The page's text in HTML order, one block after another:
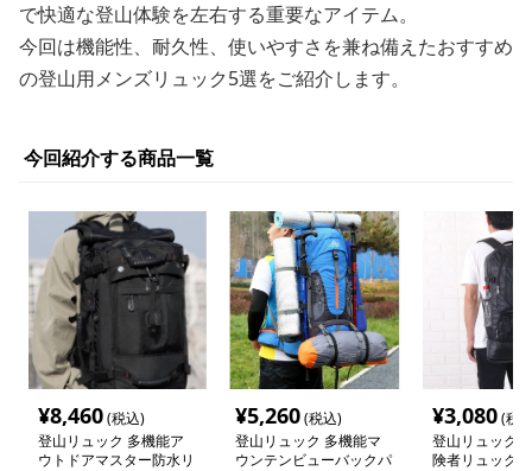
で快適な登山体験を左右する重要なアイテム。
今回は機能性、耐久性、使いやすさを兼ね備えたおすすめ
の登山用メンズリュック5選をご紹介します。
今回紹介する商品一覧
¥8,460(税込)
登山リュック 多機能ア
ウトドアマスター防水リ
¥5,260(税込)
登山リュック 多機能マ
ウンテンビューバックパ
¥3,080(税
登山リュック
険者リュック